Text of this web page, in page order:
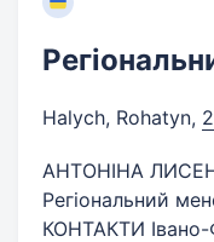
Halych, Rohatyn,
АНТОНІНА
Регіональний
КОНТАКТИ Івано-